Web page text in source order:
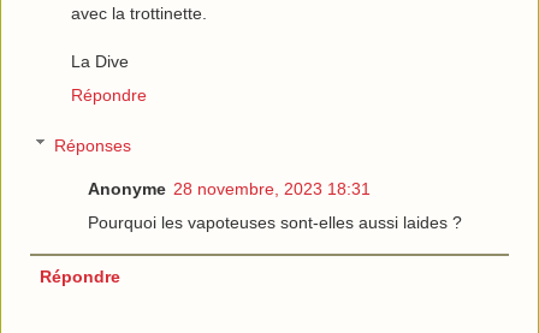
avec la trottinette.
La Dive
Répondre
Réponses
Anonyme 28 novembre, 2023 18:31
Pourquoi les vapoteuses sont-elles aussi laides ?
Répondre